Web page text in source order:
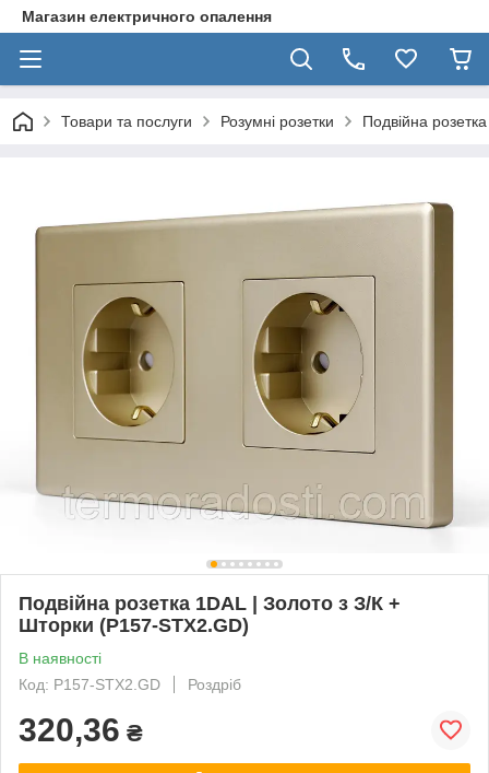
Магазин електричного опалення
Товари та послуги Розумні розетки Подвійна
Подвійна розетка 1DAL | Золото з З/К +
Шторки (P157-STX2.GD)
В наявності
Код: P157-STX2.GD
Роздріб
320,36 ₴